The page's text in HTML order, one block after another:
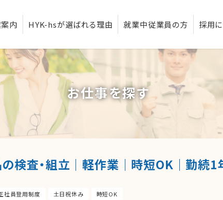
内 HYK-hsが選ばれる理由 就業中従業員の方 採用
お仕事を探す
の検査・組立｜軽作業｜時短OK｜勤続
社員登用制度 土日祝休み 時短OK